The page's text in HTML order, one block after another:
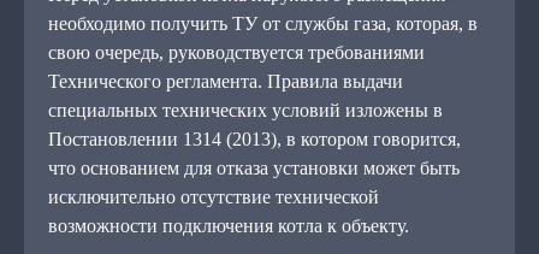
необходимо получить ТУ от службы газа, которая, в
свою очередь, руководствуется требованиями
Технического регламента. Правила выдачи
специальных технических условий изложены в
Постановлении 1314 (2013), в котором говорится,
что основанием для отказа установки может быть
исключительно отсутствие технической
возможности подключения котла к объекту.